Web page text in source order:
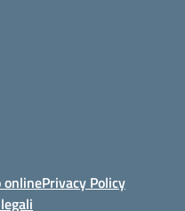
onlinePrivacy Policy